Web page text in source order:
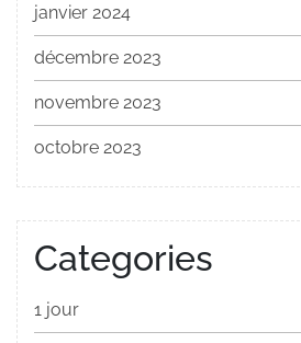
janvier 2024
décembre 2023
novembre 2023
octobre 2023
Categories
1 jour